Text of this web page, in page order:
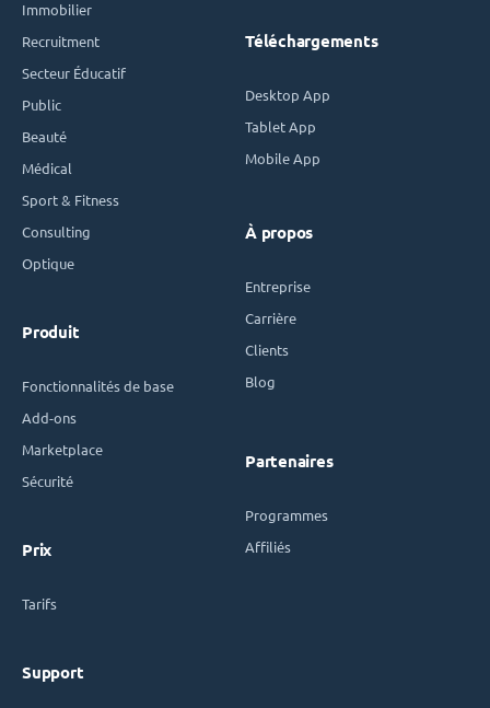
Immobilier
Recruitment
Secteur Éducatif
Public
Beauté
Médical
Sport & Fitness
Consulting
Optique
Produit
Fonctionnalités de base
Add-ons
Marketplace
Sécurité
Prix
Tarifs
Support
Téléchargements
Desktop App
Tablet App
Mobile App
À propos
Entreprise
Carrière
Clients
Blog
Partenaires
Programmes
Affiliés